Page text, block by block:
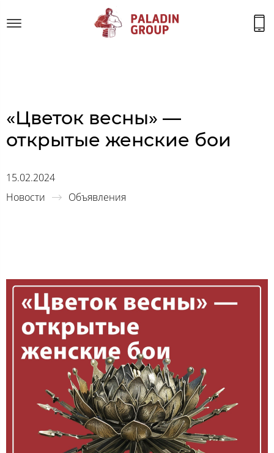
«Цветок весны» —
открытые женские бои
15.02.2024
Новости
Объявления